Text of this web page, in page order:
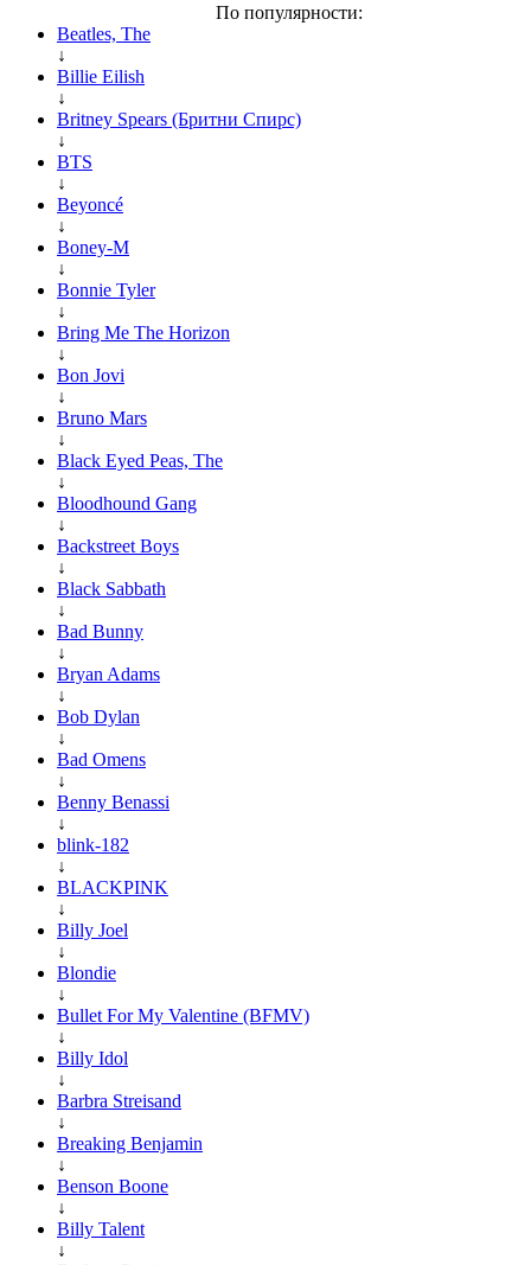
По популярности:
Beatles, The
↓
Billie Eilish
↓
Britney Spears (Бритни Спирс)
↓
BTS
↓
Beyoncé
↓
Boney-M
↓
Bonnie Tyler
↓
Bring Me The Horizon
↓
Bon Jovi
↓
Bruno Mars
↓
Black Eyed Peas, The
↓
Bloodhound Gang
↓
Backstreet Boys
↓
Black Sabbath
↓
Bad Bunny
↓
Bryan Adams
↓
Bob Dylan
↓
Bad Omens
↓
Benny Benassi
↓
blink-182
↓
BLACKPINK
↓
Billy Joel
↓
Blondie
↓
Bullet For My Valentine (BFMV)
↓
Billy Idol
↓
Barbra Streisand
↓
Breaking Benjamin
↓
Benson Boone
↓
Billy Talent
↓